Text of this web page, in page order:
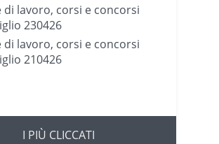
di lavoro, corsi e concorsi
230426
di lavoro, corsi e concorsi
210426
I PIÙ CLICCATI